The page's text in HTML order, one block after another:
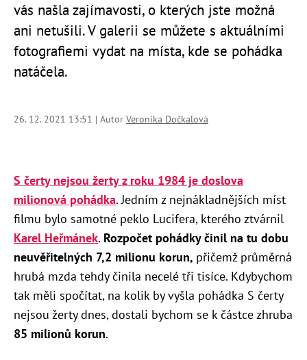
vás našla zajímavosti, o kterých jste možná
ani netušili. V galerii se můžete s aktuálními
fotografiemi vydat na místa, kde se pohádka
natáčela.
26. 12. 2021 13:51 | Autor Veronika Dočkalová
S čerty nejsou žerty z roku 1984 je doslova
milionová pohádka. Jedním z nejnákladnějších míst
filmu bylo samotné peklo Lucifera, kterého ztvárnil
Karel Heřmánek. Rozpočet pohádky činil na tu dobu
neuvěřitelných 7,2 milionu korun, přičemž průměrná
hrubá mzda tehdy činila necelé tři tisíce. Kdybychom
tak měli spočítat, na kolik by vyšla pohádka S čerty
nejsou žerty dnes, dostali bychom se k částce zhruba
85 milionů korun.